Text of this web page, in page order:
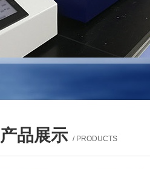
产品展示 / PRODUCTS